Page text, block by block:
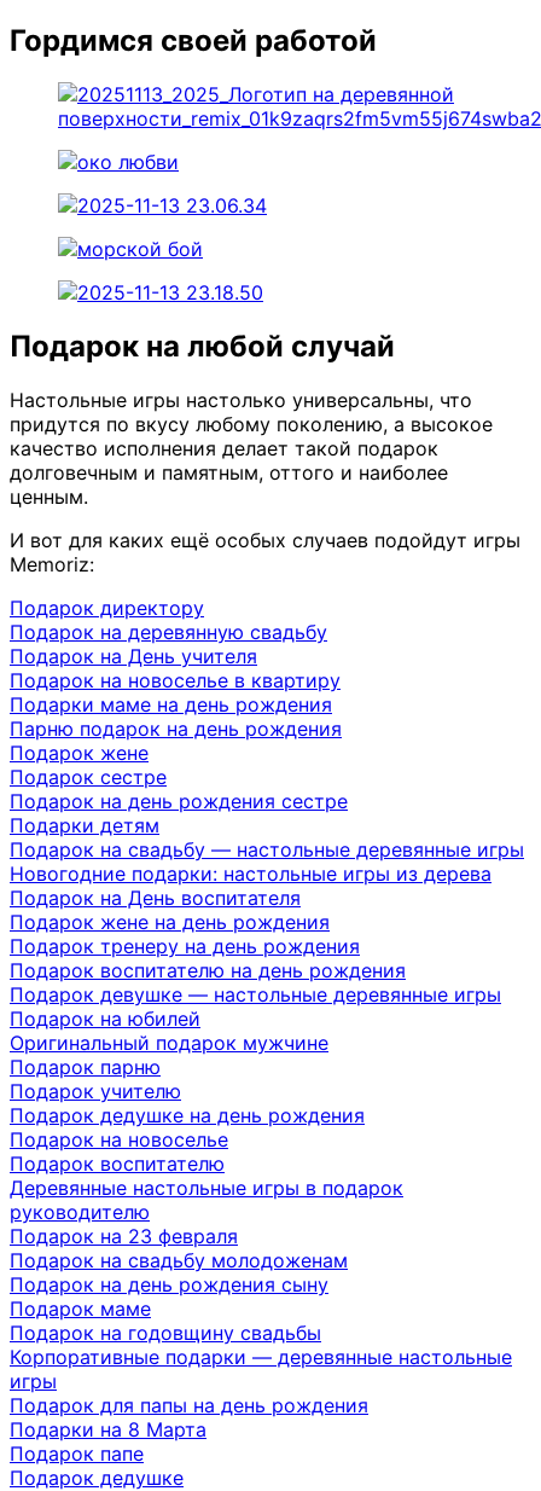
Гордимся своей работой
Подарок на любой случай
Настольные игры настолько универсальны, что
придутся по вкусу любому поколению, а высокое
качество исполнения делает такой подарок
долговечным и памятным, оттого и наиболее
ценным.
И вот для каких ещё особых случаев подойдут игры
Memoriz:
Подарок директору
Подарок на деревянную свадьбу
Подарок на День учителя
Подарок на новоселье в квартиру
Подарки маме на день рождения
Парню подарок на день рождения
Подарок жене
Подарок сестре
Подарок на день рождения сестре
Подарки детям
Подарок на свадьбу — настольные деревянные игры
Новогодние подарки: настольные игры из дерева
Подарок на День воспитателя
Подарок жене на день рождения
Подарок тренеру на день рождения
Подарок воспитателю на день рождения
Подарок девушке — настольные деревянные игры
Подарок на юбилей
Оригинальный подарок мужчине
Подарок парню
Подарок учителю
Подарок дедушке на день рождения
Подарок на новоселье
Подарок воспитателю
Деревянные настольные игры в подарок
руководителю
Подарок на 23 февраля
Подарок на свадьбу молодоженам
Подарок на день рождения сыну
Подарок маме
Подарок на годовщину свадьбы
Корпоративные подарки — деревянные настольные
игры
Подарок для папы на день рождения
Подарки на 8 Марта
Подарок папе
Подарок дедушке